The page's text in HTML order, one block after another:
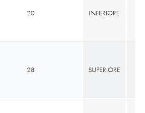
20
28
INFERIORE
SUPERIORE